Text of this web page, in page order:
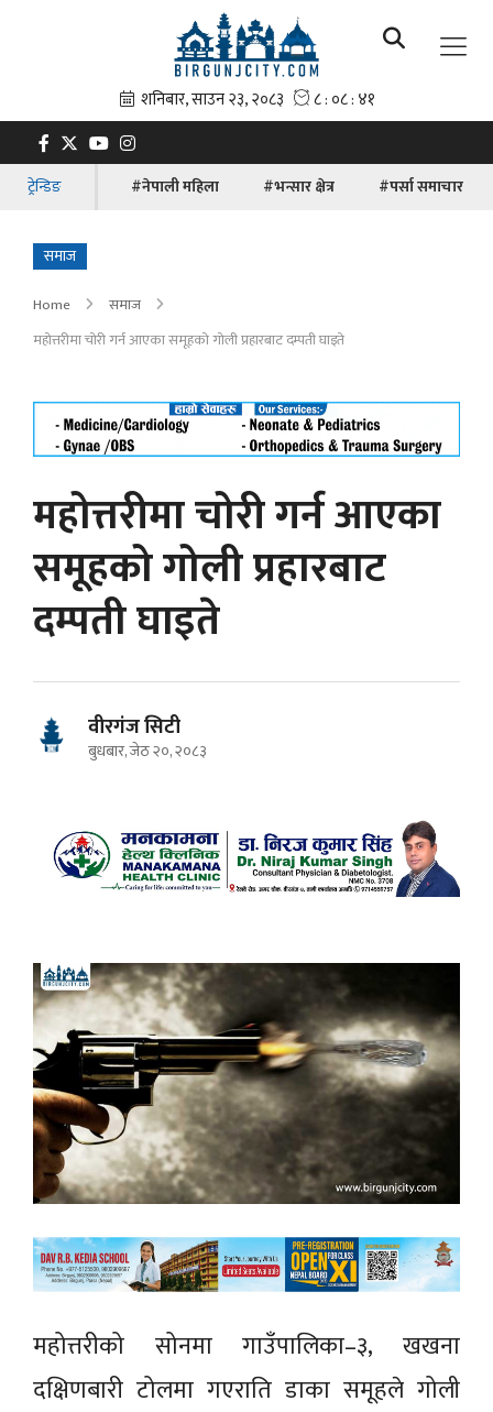
ट्रेन्डिङ #नेपाली महिला #भन्सार क्षेत्र #पर्सा समाचार
समाज
Home
समाज
महोत्तरीमा चोरी गर्न आएका समूहको गोली प्रहारबाट दम्पती घाइते
महोत्तरीमा चोरी गर्न आएका
समूहको गोली प्रहारबाट
दम्पती घाइते
वीरगंज सिटी
बुधबार, जेठ २०, २०८३
महोत्तरीको सोनमा गाउँपालिका–३, खखना
दक्षिणबारी टोलमा गएराति डाका समूहले गोली